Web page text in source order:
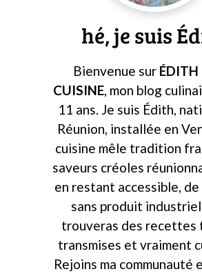
hé, je suis
Bienvenue sur ÉDITH
CUISINE, mon blog
11 ans. Je suis Édith,
Réunion, installée en
cuisine mêle tradition
saveurs créoles
en restant accessible,
sans produit
trouveras des recettes
transmises et vraiment
Rejoins ma communauté